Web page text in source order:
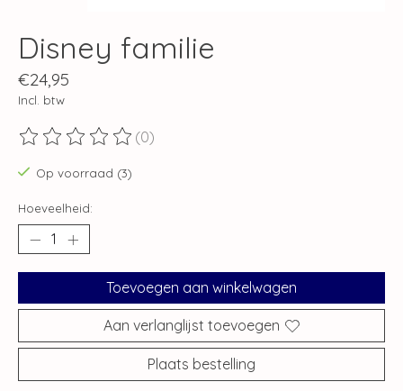
Disney familie
€24,95
Incl. btw
De beoordeling van dit product is
(0)
Op voorraad (3)
Hoeveelheid:
Toevoegen aan winkelwagen
Aan verlanglijst toevoegen
Plaats bestelling